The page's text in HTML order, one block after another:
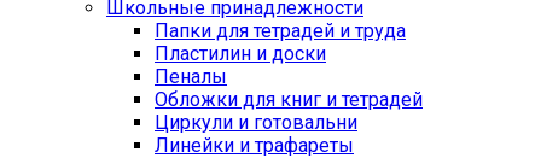
Школьные принадлежности
Папки для тетрадей и труда
Пластилин и доски
Пеналы
Обложки для книг и тетрадей
Циркули и готовальни
Линейки и трафареты